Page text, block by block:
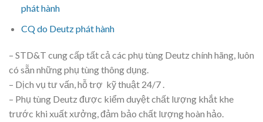
phát hành
CQ do Deutz phát hành
– STD&T cung cấp tất cả các phụ tùng Deutz chính hãng, luôn
có sẵn những phụ tùng thông dụng.
– Dịch vụ tư vấn, hỗ trợ kỹ thuật 24/7 .
– Phụ tùng Deutz được kiểm duyệt chất lượng khắt khe
trước khi xuất xưởng, đảm bảo chất lượng hoàn hảo.